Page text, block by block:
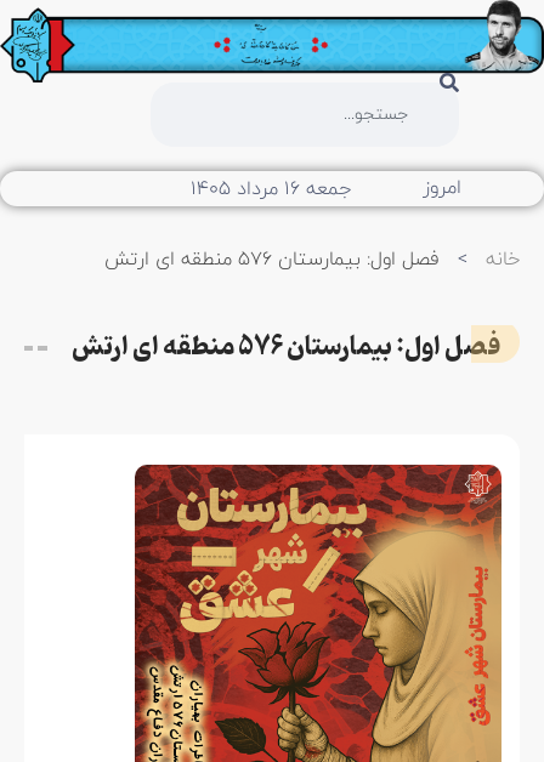
امروز جمعه ۱۶ مرداد ۱۴۰۵
خانه > فصل اول: بیمارستان 576 منطقه ای ارتش
فصل اول: بیمارستان 576 منطقه ای ارتش